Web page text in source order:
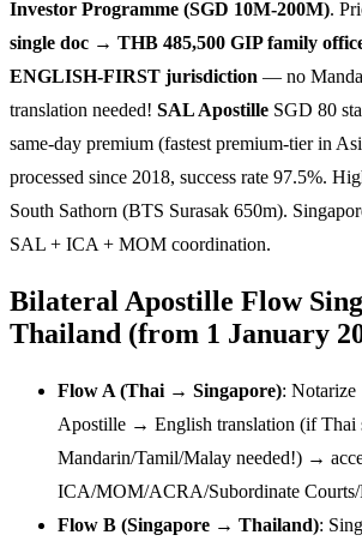
Investor Programme (SGD 10M-200M).
single doc → THB 485,500 GIP family
ENGLISH-FIRST jurisdiction — no
translation needed! SAL Apostille SGD 80
same-day premium (fastest premium-tier in
processed since 2018, success rate 97.5%.
South Sathorn (BTS Surasak 650m).
SAL + ICA + MOM coordination.
Bilateral Apostille Flow
Thailand (from 1 January
Flow A (Thai → Singapore):
Apostille → English translation (if
Mandarin/Tamil/Malay needed!) →
ICA/MOM/ACRA/Subordinate Courts/
Flow B (Singapore → Thailand):